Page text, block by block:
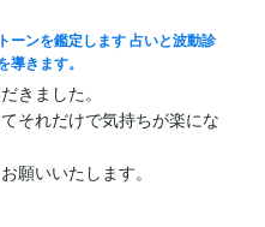
ーンを鑑定します 占いと波動診
きます。
きました。
それだけで気持ちが楽にな
願いいたします。